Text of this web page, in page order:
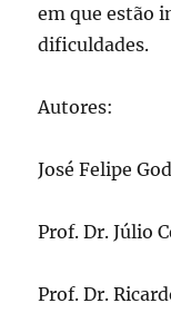
em que estão
dificuldades.
Autores:
José Felipe
Prof. Dr. Júlio
Prof. Dr.